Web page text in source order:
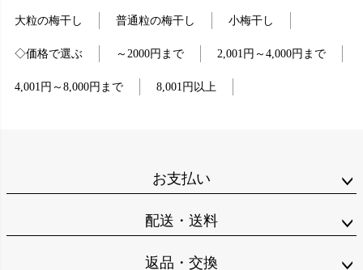
大粒の梅干し 普通粒の梅干し 小梅干し
◇価格で選ぶ ～2000円まで 2,001円～4,000円まで
4,001円～8,000円まで 8,001円以上
お支払い
配送・送料
返品・交換